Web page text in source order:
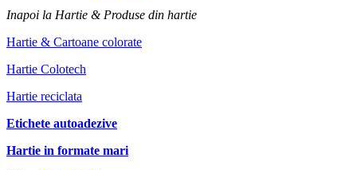
Inapoi la Hartie & Produse din hartie
Hartie & Cartoane colorate
Hartie Colotech
Hartie reciclata
Etichete autoadezive
Hartie in formate mari